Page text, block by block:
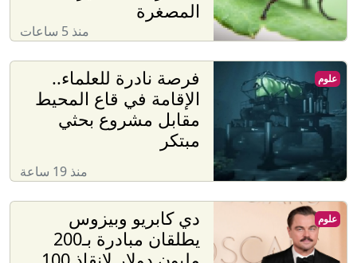
المصغرة
منذ 5 ساعات
فرصة نادرة للعلماء..
الإقامة في قاع المحيط
مقابل مشروع بحثي
مبتكر
منذ 19 ساعة
علوم
دي كابريو وبيزوس
يطلقان مبادرة بـ200
علوم